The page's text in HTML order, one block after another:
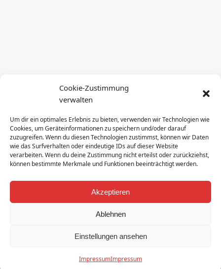
Cookie-Zustimmung
verwalten
Um dir ein optimales Erlebnis zu bieten, verwenden wir Technologien wie
Cookies, um Geräteinformationen zu speichern und/oder darauf
zuzugreifen. Wenn du diesen Technologien zustimmst, können wir Daten
wie das Surfverhalten oder eindeutige IDs auf dieser Website
verarbeiten. Wenn du deine Zustimmung nicht erteilst oder zurückziehst,
können bestimmte Merkmale und Funktionen beeinträchtigt werden.
Akzeptieren
Ablehnen
Einstellungen ansehen
ImpressumImpressum